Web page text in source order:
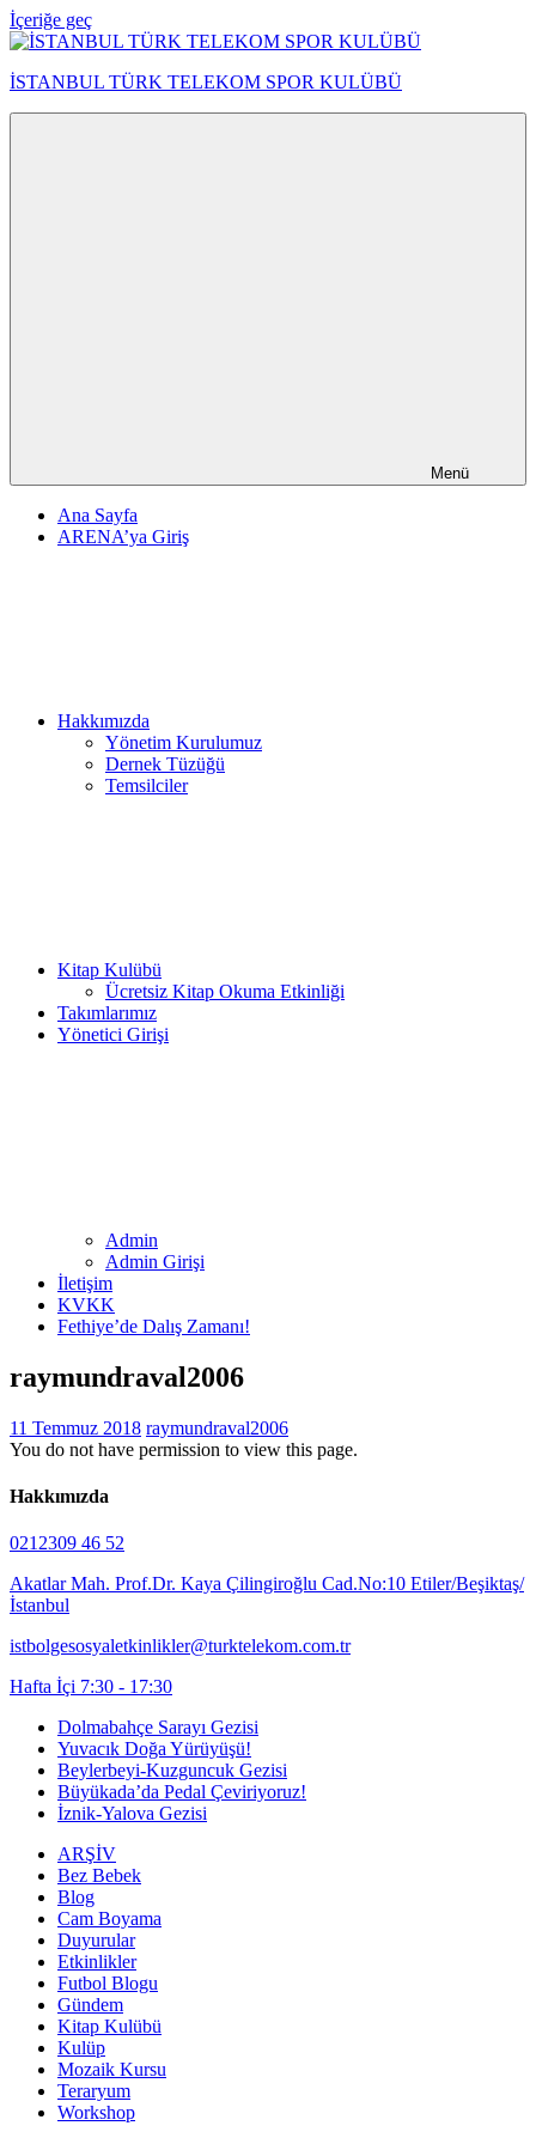
İçeriğe geç
İSTANBUL TÜRK TELEKOM SPOR KULÜBÜ
Menü
Ana Sayfa
ARENA’ya Giriş
Hakkımızda
Yönetim Kurulumuz
Dernek Tüzüğü
Temsilciler
Kitap Kulübü
Ücretsiz Kitap Okuma Etkinliği
Takımlarımız
Yönetici Girişi
Admin
Admin Girişi
İletişim
KVKK
Fethiye’de Dalış Zamanı!
raymundraval2006
11 Temmuz 2018 raymundraval2006
You do not have permission to view this page.
Hakkımızda
0212309 46 52
Akatlar Mah. Prof.Dr. Kaya Çilingiroğlu Cad.No:10 Etiler/Beşiktaş/
İstanbul
istbolgesosyaletkinlikler@turktelekom.com.tr
Hafta İçi 7:30 - 17:30
Dolmabahçe Sarayı Gezisi
Yuvacık Doğa Yürüyüşü!
Beylerbeyi-Kuzguncuk Gezisi
Büyükada’da Pedal Çeviriyoruz!
İznik-Yalova Gezisi
ARŞİV
Bez Bebek
Blog
Cam Boyama
Duyurular
Etkinlikler
Futbol Blogu
Gündem
Kitap Kulübü
Kulüp
Mozaik Kursu
Teraryum
Workshop